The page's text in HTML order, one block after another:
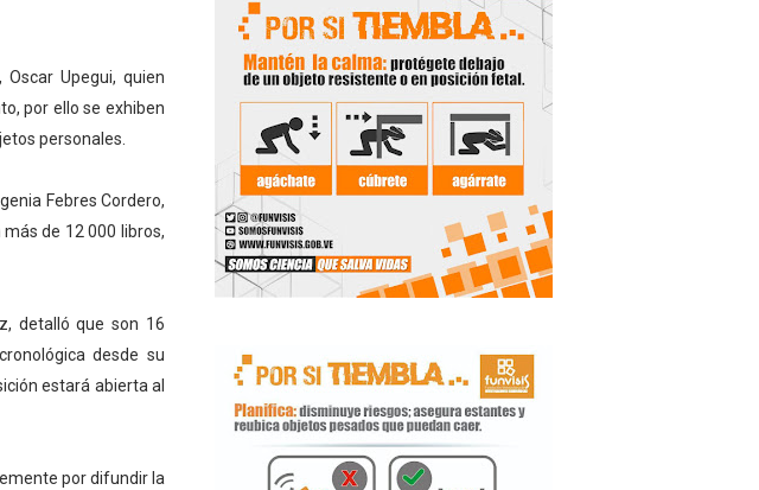
Materna
a niños del municipio Libertador
Upegui, quien
por ello se exhiben
personales.
Febres Cordero,
de 12 000 libros,
detalló que son 16
desde su
estará abierta al
por difundir la